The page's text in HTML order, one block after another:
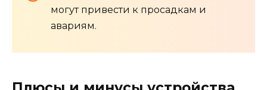
могут привести к просадкам и
авариям.